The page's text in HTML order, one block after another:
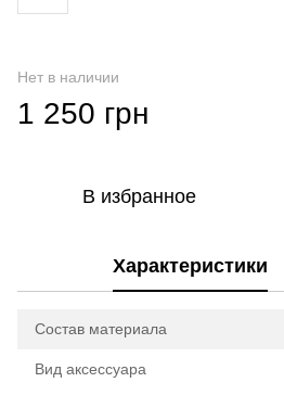
Нет в наличии
1 250 грн
В избранное
Характеристики
Состав материала
Вид аксессуара